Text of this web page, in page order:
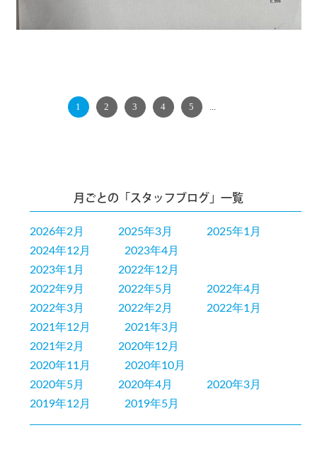
1 2 3 4 5 ...NEXT
月ごとの「スタッフブログ」一覧
2026年2月 2025年3月
2025年1月
2024年12月
2023年4月
2023年1月
2022年12月
2022年9月
2022年5月
2022年4月
2022年3月
2022年2月
2022年1月
2021年12月
2021年3月
2021年2月
2020年12月
2020年11月
2020年10月
2020年5月
2020年4月
2020年3月
2019年12月
2019年5月